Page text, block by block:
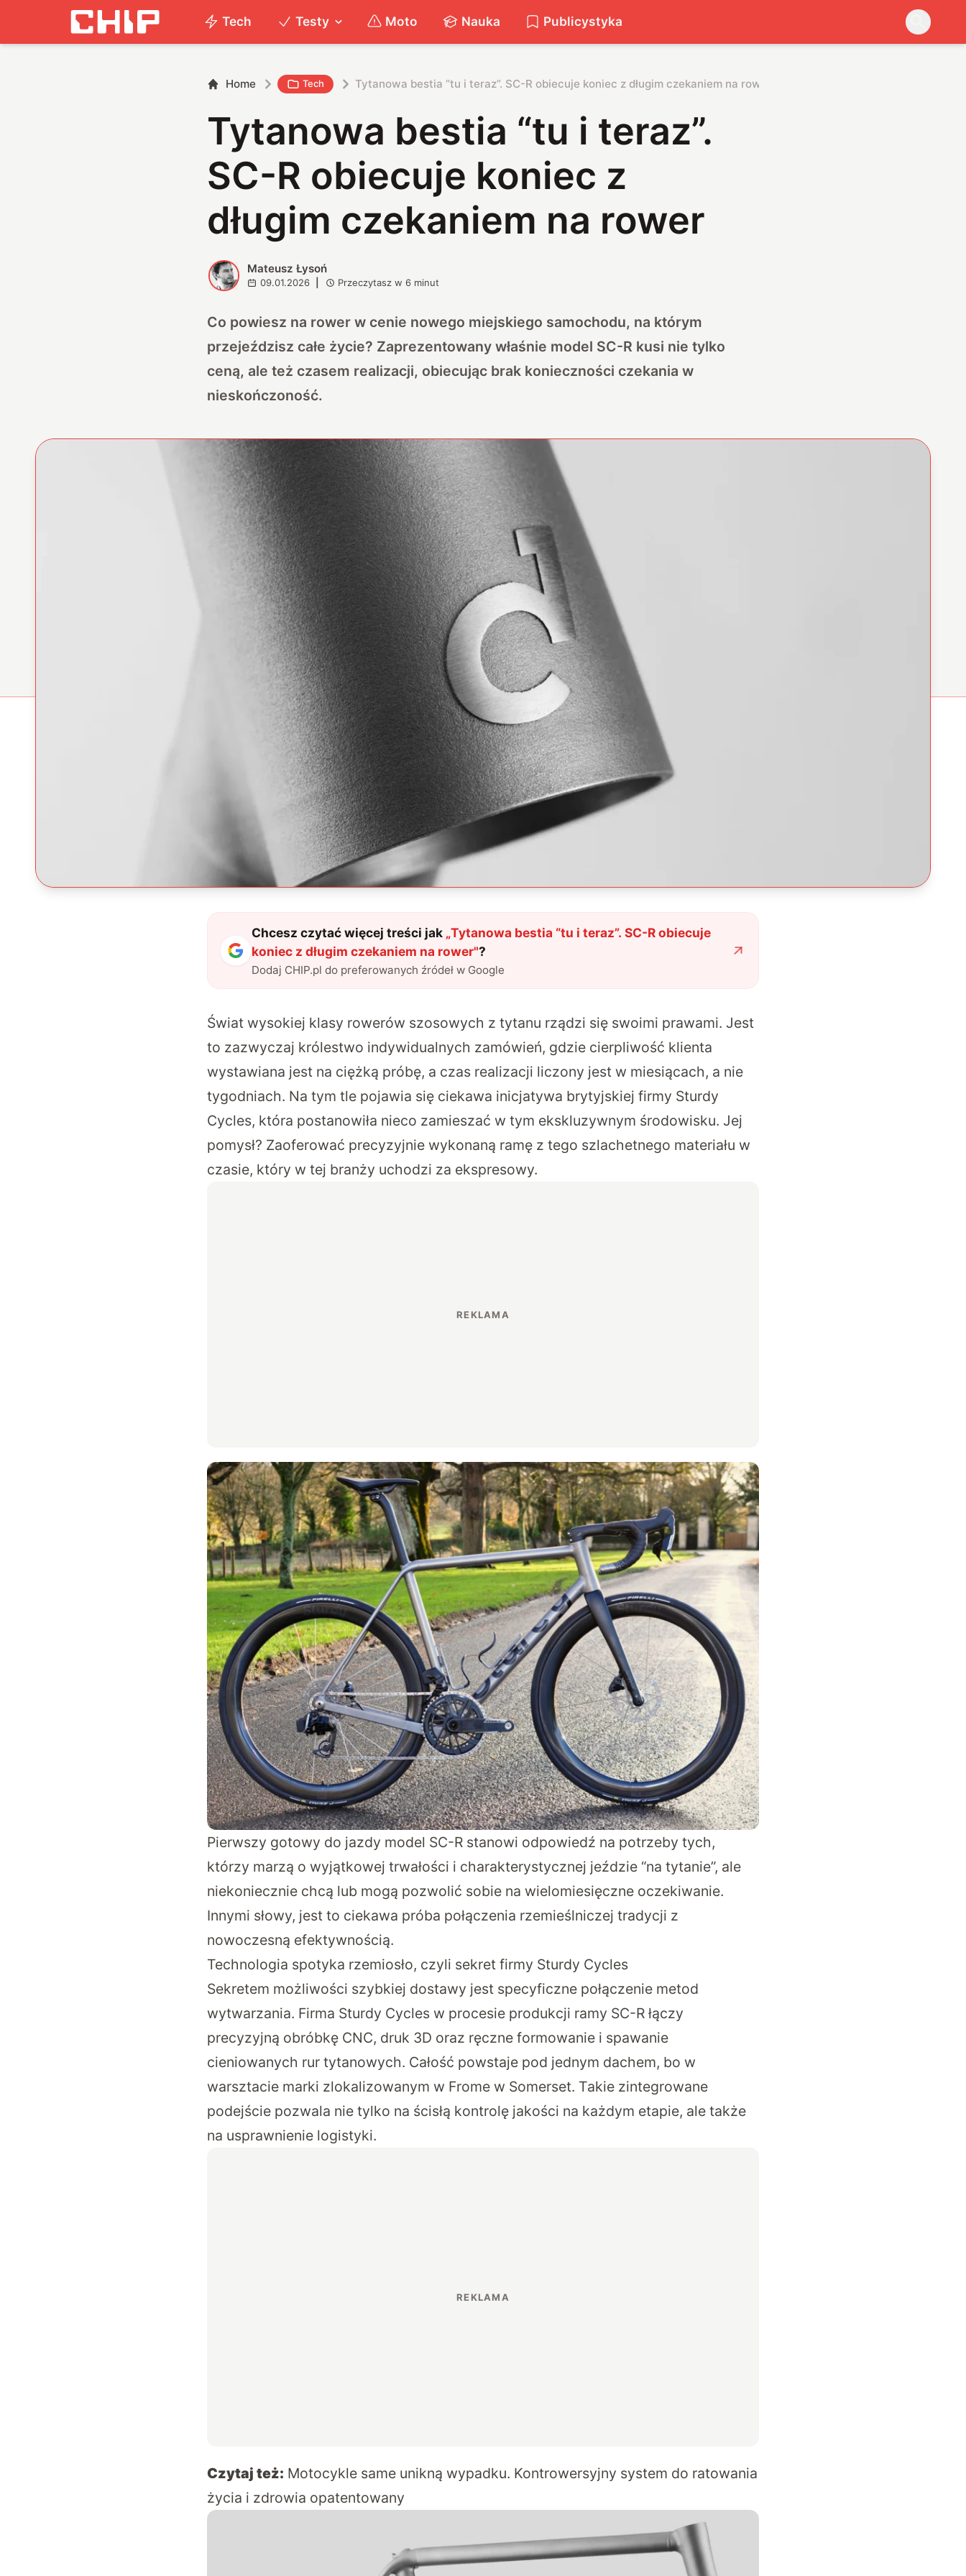
Tech Testy Moto Nauka Publicystyka
Home Tech Tytanowa bestia “tu i teraz”. SC-R obiecuje koniec z długim czekaniem na rower
Tytanowa bestia “tu i teraz”.
SC-R obiecuje koniec z
długim czekaniem na rower
M Mateusz Łysoń
09.01.2026 Przeczytasz w6 minut
Co powiesz na rower w cenie nowego miejskiego samochodu, na którym
przejeździsz całe życie? Zaprezentowany właśnie model SC-R kusi nie tylko
ceną, ale też czasem realizacji, obiecując brak konieczności czekania w
nieskończoność.
Chcesz czytać więcej treści jak „Tytanowa bestia “tu i teraz”. SC-R obiecuje
koniec z długim czekaniem na rower"?
Dodaj CHIP.pl do preferowanych źródeł w Google
Świat wysokiej klasy rowerów szosowych z tytanu rządzi się swoimi prawami. Jest
to zazwyczaj królestwo indywidualnych zamówień, gdzie cierpliwość klienta
wystawiana jest na ciężką próbę, a czas realizacji liczony jest w miesiącach, a nie
tygodniach. Na tym tle pojawia się ciekawa inicjatywa brytyjskiej firmy Sturdy
Cycles, która postanowiła nieco zamieszać w tym ekskluzywnym środowisku. Jej
pomysł? Zaoferować precyzyjnie wykonaną ramę z tego szlachetnego materiału w
czasie, który w tej branży uchodzi za ekspresowy.
Pierwszy gotowy do jazdy model SC-R stanowi odpowiedź na potrzeby tych,
którzy marzą o wyjątkowej trwałości i charakterystycznej jeździe “na tytanie”, ale
niekoniecznie chcą lub mogą pozwolić sobie na wielomiesięczne oczekiwanie.
Innymi słowy, jest to ciekawa próba połączenia rzemieślniczej tradycji z
nowoczesną efektywnością.
Technologia spotyka rzemiosło, czyli sekret firmy Sturdy Cycles
Sekretem możliwości szybkiej dostawy jest specyficzne połączenie metod
wytwarzania. Firma Sturdy Cycles w procesie produkcji ramy SC-R łączy
precyzyjną obróbkę CNC, druk 3D oraz ręczne formowanie i spawanie
cieniowanych rur tytanowych. Całość powstaje pod jednym dachem, bo w
warsztacie marki zlokalizowanym w Frome w Somerset. Takie zintegrowane
podejście pozwala nie tylko na ścisłą kontrolę jakości na każdym etapie, ale także
na usprawnienie logistyki.
Czytaj też: Motocykle same unikną wypadku. Kontrowersyjny system do ratowania
życia i zdrowia opatentowany